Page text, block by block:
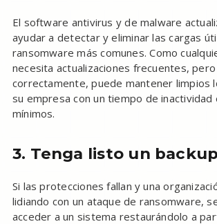
El software antivirus y de malware
ayudar a detectar y eliminar las cargas
ransomware más comunes. Como
necesita actualizaciones frecuentes,
correctamente, puede mantener limpios
su empresa con un tiempo de inactividad
mínimos.
3. Tenga listo un
Si las protecciones fallan y una
lidiando con un ataque de ransomware,
acceder a un sistema restaurándolo a